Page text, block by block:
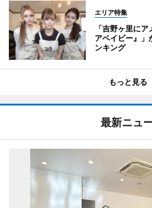
エリア特集
「吉野ヶ里に
アベイビー』
ンキング
もっと見る
最新ニュ